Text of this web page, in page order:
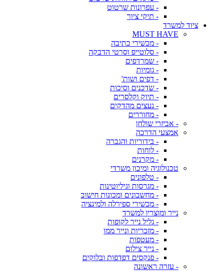
- עפרונות שרטוט
- תיקי ציור
ציוד למשרד
MUST HAVE
- מכשירי כתיבה
- סלוטייפ וסרטי הדבקה
- שמרדפים
- גומיות
- דפים ושות'
- שדכנים וסיכות
- תיוק וקלסרים
- נעצים מהדקים
- מחוררים
- אביזרי שולחן
אמצעי הדרכה
- בידוריות והגברה
- לוחות
- מקרנים
טכנולוגיה ומיכון משרדי
- טלפונים
- מגרסות וגיליוטינות
- מחשבונים ומכונות חישוב
- מכשירי ספירלה ולמינציה
נייר ומוצריו למשרד
- גליל נייר לקופות
- מזכריות ונייר ממו
- מעטפות
- נייר צילום
- פנקסים דפדפות ובלוקים
- עזרה ראשונה